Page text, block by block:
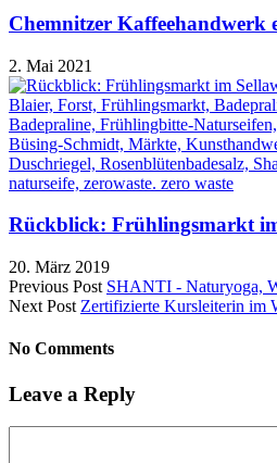
Chemnitzer Kaffeehandwerk
2. Mai 2021
Rückblick: Frühlingsmarkt
20. März 2019
Previous Post SHANTI - Naturyoga,
Next Post Zertifizierte Kursleiterin im
No Comments
Leave a Reply